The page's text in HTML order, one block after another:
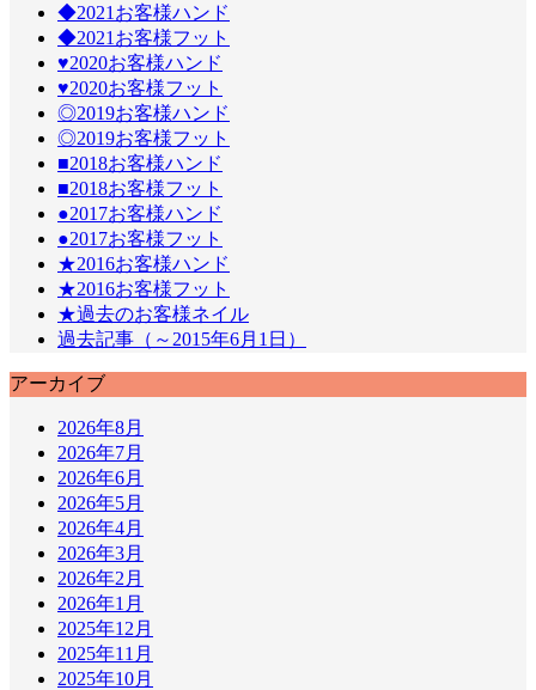
◆2021お客様ハンド
◆2021お客様フット
♥2020お客様ハンド
♥2020お客様フット
◎2019お客様ハンド
◎2019お客様フット
■2018お客様ハンド
■2018お客様フット
●2017お客様ハンド
●2017お客様フット
★2016お客様ハンド
★2016お客様フット
★過去のお客様ネイル
過去記事（～2015年6月1日）
アーカイブ
2026年8月
2026年7月
2026年6月
2026年5月
2026年4月
2026年3月
2026年2月
2026年1月
2025年12月
2025年11月
2025年10月